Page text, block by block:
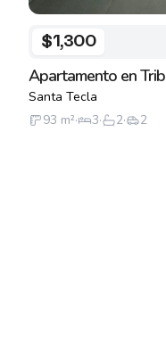
$1,300
Apartamento en Trib
Santa Tecla
93 m²· 3· 2· 2